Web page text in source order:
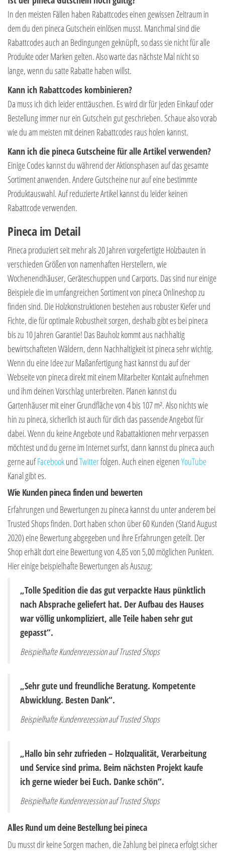
In den meisten Fällen haben Rabattcodes einen gewissen Zeitraum in
dem du den pineca Gutschein einlösen musst. Manchmal sind die
Rabattcodes auch an Bedingungen geknüpft, so dass sie nicht für alle
Produkte oder Marken gelten. Also warte das nächste Mal nicht so
lange, wenn du satte Rabatte haben willst.
Kann ich Rabattcodes kombinieren?
Da muss ich dich leider enttäuschen. Es wird dir für jeden Einkauf oder
Bestellung immer nur ein Gutschein gut geschrieben. Schaue also vorab
wie du am meisten mit deinen Rabattcodes raus holen kannst.
Kann ich die pineca Gutscheine für alle Artikel verwenden?
Einige Codes kannst du während der Aktionsphasen auf das gesamte
Sortiment anwenden. Andere Gutscheine nur auf eine bestimmte
Produktauswahl. Auf reduzierte Artikel kannst du leider keinen
Rabattcode verwenden.
Pineca im Detail
Pineca produziert seit mehr als 20 Jahren vorgefertigte Holzbauten in
verschieden Größen von namenhaften Herstellern, wie
Wochenendhäuser, Geräteschuppen und Carports. Das sind nur einige
Beispiele die im umfangreichen Sortiment von pineca Onlineshop zu
finden sind. Die Holzkonstruktionen bestehen aus robuster Kiefer und
Fichte, die für optimale Robustheit sorgen, deshalb gibt es bei pineca
bis zu 10 Jahren Garantie! Das Bauholz kommt aus nachhaltig
bewirtschafteten Wäldern, denn Nachhaltigkeit ist pineca sehr wichtig.
Wenn du eine Idee zur Maßanfertigung hast kannst du auf der
Webseite von pineca direkt mit einem Mitarbeiter Kontakt aufnehmen
und ihm deinen Vorschlag unterbreiten. Planen kannst du
Gartenhäuser mit einer Grundfläche von 4 bis 107 m². Also nichts wie
hin zu pineca, sicherlich ist auch für dich das passende Angebot für
dabei. Wenn du keine Angebote und Rabattaktionen mehr verpassen
möchtest und du gerne im Internet surfst, dann kannst du pineca auch
gerne aufFacebookundTwitterfolgen. Auch einen eigenenYouTube
Kanal gibt es.
Wie Kunden pineca finden und bewerten
Erfahrungen und Bewertungen zu pineca kannst du unter anderem bei
Trusted Shops finden. Dort haben schon über 60 Kunden (Stand August
2020) eine Bewertung abgegeben und ihre Erfahrungen geteilt. Der
Shop erhält dort eine Bewertung von 4,85 von 5,00 möglichen Punkten.
Hier einige beispielhafte Bewertungen als Auszug:
„Tolle Spedition die das gut verpackte Haus pünktlich
nach Absprache geliefert hat. Der Aufbau des Hauses
war völlig unkompliziert, alle Teile haben sehr gut
gepasst“.
Beispielhafte Kundenrezession auf Trusted Shops
„Sehr gute und freundliche Beratung. Kompetente
Abwicklung. Besten Dank“.
Beispielhafte Kundenrezession auf Trusted Shops
„Hallo bin sehr zufrieden – Holzqualität, Verarbeitung
und Service sind prima. Beim nächsten Projekt kaufe
ich gerne wieder bei Euch. Danke schön“.
Beispielhafte Kundenrezession auf Trusted Shops
Alles Rund um deine Bestellung bei pineca
Du musst dir keine Sorgen machen, die Zahlung bei pineca erfolgt sicher